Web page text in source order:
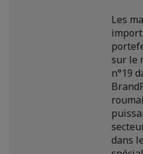
Les
sur le
n°19
dans